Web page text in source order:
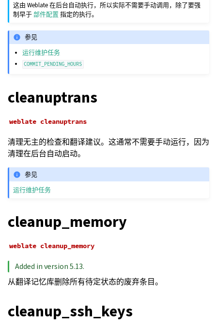
这由 Weblate 在后台自动执行，所以实际不需要手动调用，除了要强
制早于部件配置 指定的执行。
参见
运行维护任务
COMMIT_PENDING_HOURS
cleanuptrans
weblate cleanuptrans
清理无主的检查和翻译建议。这通常不需要手动运行，因为
清理在后台自动启动。
参见
运行维护任务
cleanup_memory
weblate cleanup_memory
Added in version 5.13.
从翻译记忆库删除所有待定状态的废弃条目。
cleanup_ssh_keys